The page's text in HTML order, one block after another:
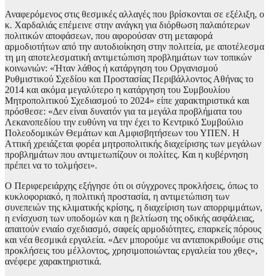
Αναφερόμενος στις θεσμικές αλλαγές που βρίσκονται σε εξέλιξη, ο
κ. Χαρδαλιάς επέμεινε στην ανάγκη για διόρθωση παλαιότερων
πολιτικών αποφάσεων, που αφορούσαν στη μεταφορά
αρμοδιοτήτων από την αυτοδιοίκηση στην πολιτεία, με αποτέλεσμα
τη μη αποτελεσματική αντιμετώπιση προβλημάτων των τοπικών
κοινωνιών: «Ήταν λάθος ή κατάργηση του Οργανισμού
Ρυθμιστικού Σχεδίου και Προστασίας Περιβάλλοντος Αθήνας το
2014 και ακόμα μεγαλύτερο η κατάργηση του Συμβουλίου
Μητροπολιτικού Σχεδιασμού το 2024» είπε χαρακτηριστικά και
πρόσθεσε: «Δεν είναι δυνατόν για τα μεγάλα προβλήματα του
Λεκανοπεδίου την ευθύνη να την έχει το Κεντρικό Συμβούλιο
Πολεοδομικών Θεμάτων και Αμφισβητήσεων του ΥΠΕΝ. Η
Αττική χρειάζεται φορέα μητροπολιτικής διαχείρισης των μεγάλων
προβλημάτων που αντιμετωπίζουν οι πολίτες. Και η κυβέρνηση
πρέπει να το τολμήσει».
Ο Περιφερειάρχης εξήγησε ότι οι σύγχρονες προκλήσεις, όπως το
κυκλοφοριακό, η πολιτική προστασία, η αντιμετώπιση των
συνεπειών της κλιματικής κρίσης, η διαχείριση των απορριμμάτων,
η ενίσχυση των υποδομών και η βελτίωση της οδικής ασφάλειας,
απαιτούν ενιαίο σχεδιασμό, σαφείς αρμοδιότητες, επαρκείς πόρους
και νέα θεσμικά εργαλεία. «Δεν μπορούμε να ανταποκριθούμε στις
προκλήσεις του μέλλοντος, χρησιμοποιώντας εργαλεία του χθες»,
ανέφερε χαρακτηριστικά.